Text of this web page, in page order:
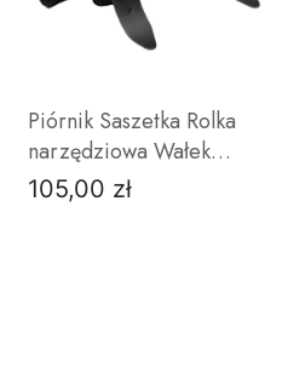
Piórnik Saszetka Rolka
narzędziowa Wałek
Motocyklowy Czarny
Cena
105,00 zł